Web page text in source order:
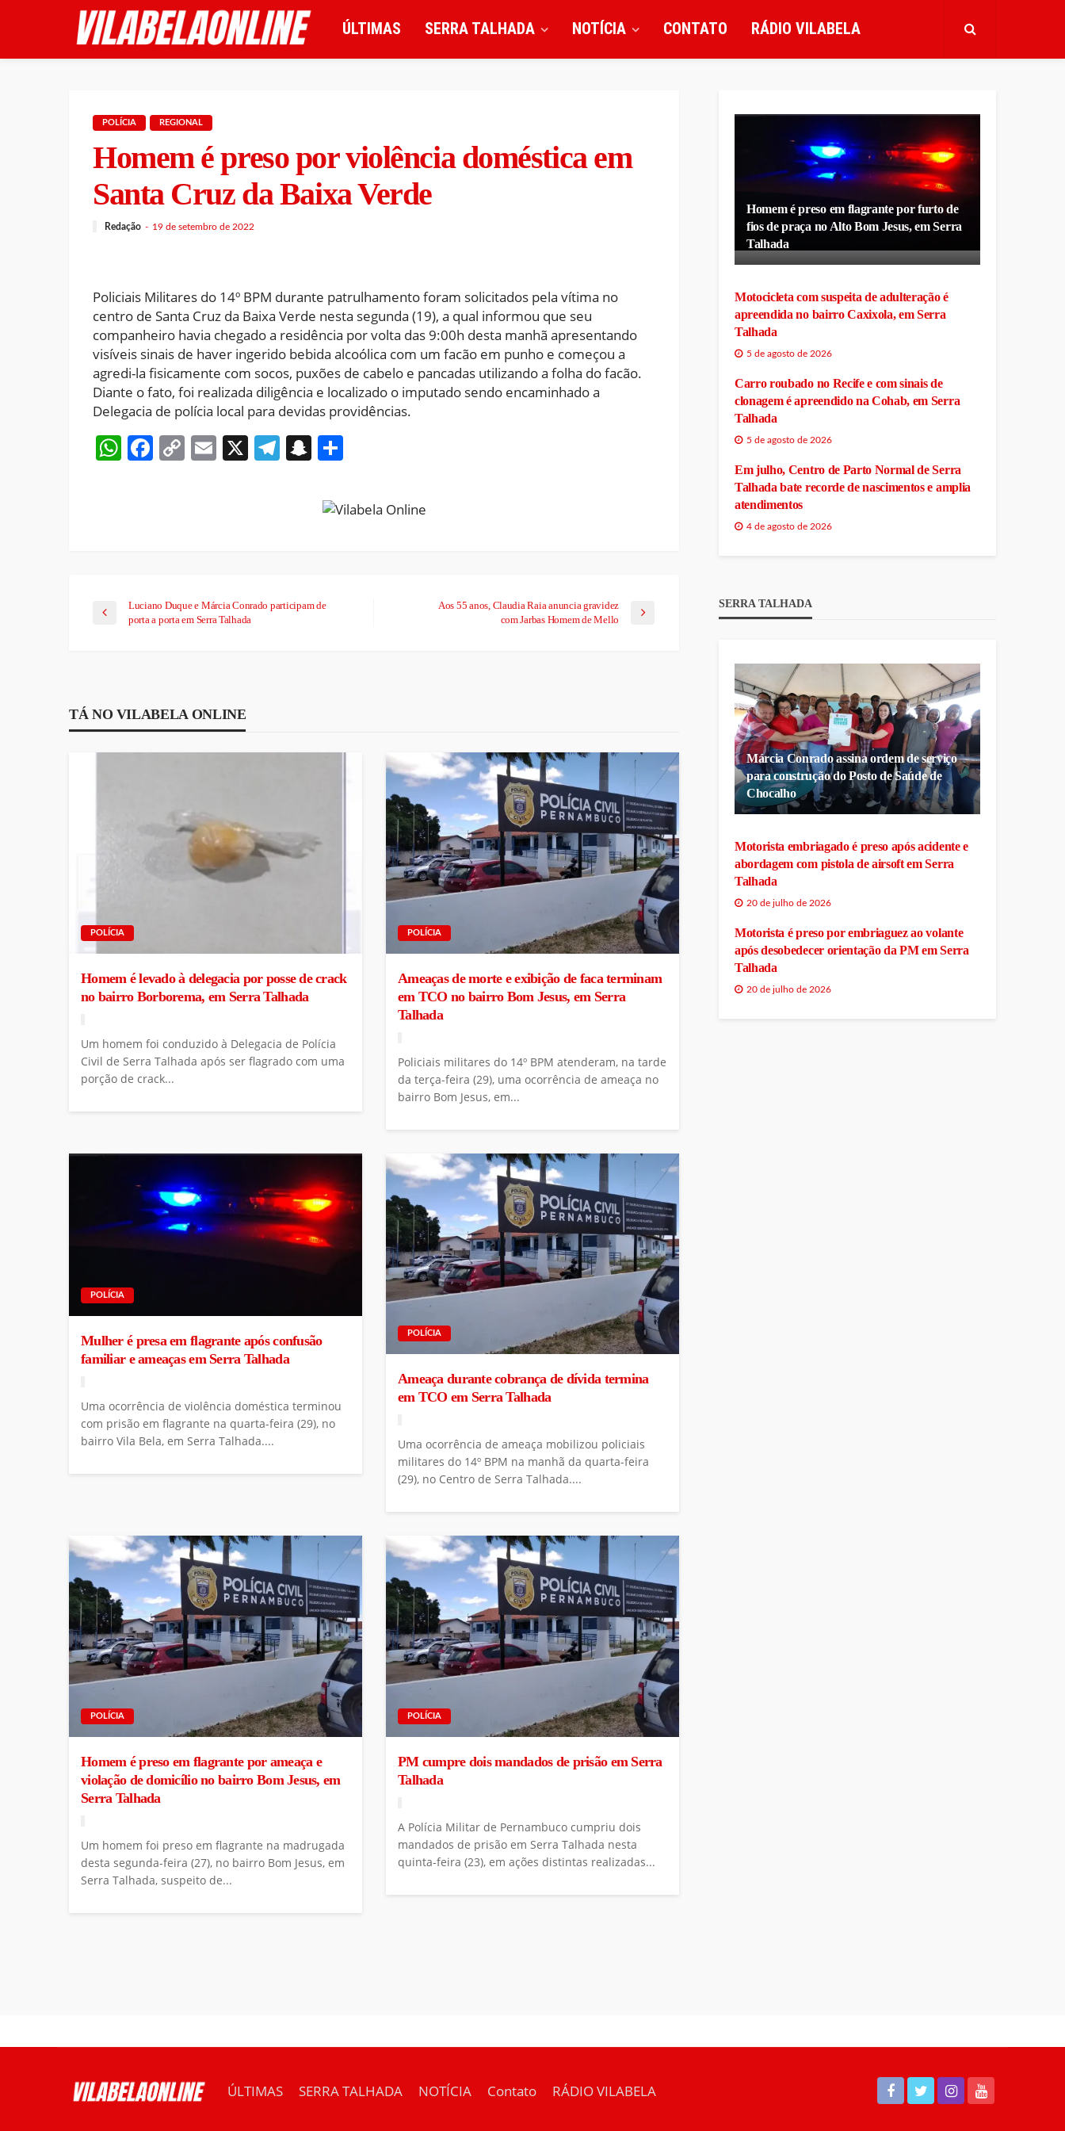
ÚLTIMAS SERRA TALHADA NOTÍCIA CONTATO RÁDIO VILABELA
POLÍCIA REGIONAL
Homem é preso por violência doméstica em
Santa Cruz da Baixa Verde
Redação 19 de setembro de 2022
Policiais Militares do 14º BPM durante patrulhamento foram solicitados pela vítima no
centro de Santa Cruz da Baixa Verde nesta segunda (19), a qual informou que seu
companheiro havia chegado a residência por volta das 9:00h desta manhã apresentando
visíveis sinais de haver ingerido bebida alcoólica com um facão em punho e começou a
agredi-la fisicamente com socos, puxões de cabelo e pancadas utilizando a folha do facão.
Diante o fato, foi realizada diligência e localizado o imputado sendo encaminhado a
Delegacia de polícia local para devidas providências.
WhatsApp
Facebook
CopyEmail
X Telegram
Snapchat
Luciano Duque e Márcia Conrado participam de
porta a porta em Serra Talhada
Aos 55 anos, Claudia Raia anuncia gravidez
com Jarbas Homem de Mello
TÁ NO VILABELA ONLINE
POLÍCIA
Homem é levado à delegacia por posse de crack
no bairro Borborema, em Serra Talhada
Um homem foi conduzido à Delegacia de Polícia
Civil de Serra Talhada após ser flagrado com uma
porção de crack...
POLÍCIA
Ameaças de morte e exibição de faca terminam
em TCO no bairro Bom Jesus, em Serra
Talhada
Policiais militares do 14º BPM atenderam, na tarde
da terça-feira (29), uma ocorrência de ameaça no
bairro Bom Jesus, em...
POLÍCIA
Mulher é presa em flagrante após confusão
familiar e ameaças em Serra Talhada
Uma ocorrência de violência doméstica terminou
com prisão em flagrante na quarta-feira (29), no
bairro Vila Bela, em Serra Talhada....
POLÍCIA
Ameaça durante cobrança de dívida termina
em TCO em Serra Talhada
Uma ocorrência de ameaça mobilizou policiais
militares do 14º BPM na manhã da quarta-feira
(29), no Centro de Serra Talhada....
POLÍCIA
Homem é preso em flagrante por ameaça e
violação de domicílio no bairro Bom Jesus, em
Serra Talhada
Um homem foi preso em flagrante na madrugada
desta segunda-feira (27), no bairro Bom Jesus, em
Serra Talhada, suspeito de...
POLÍCIA
PM cumpre dois mandados de prisão em Serra
Talhada
A Polícia Militar de Pernambuco cumpriu dois
mandados de prisão em Serra Talhada nesta
quinta-feira (23), em ações distintas realizadas...
Homem é preso em flagrante por furto de
fios de praça no Alto Bom Jesus, em Serra
Talhada
Motocicleta com suspeita de adulteração é
apreendida no bairro Caxixola, em Serra
Talhada
5 de agosto de 2026
Carro roubado no Recife e com sinais de
clonagem é apreendido na Cohab, em Serra
Talhada
5 de agosto de 2026
Em julho, Centro de Parto Normal de Serra
Talhada bate recorde de nascimentos e amplia
atendimentos
4 de agosto de 2026
SERRA TALHADA
Márcia Conrado assina ordem de serviço
para construção do Posto de Saúde de
Chocalho
Motorista embriagado é preso após acidente e
abordagem com pistola de airsoft em Serra
Talhada
20 de julho de 2026
Motorista é preso por embriaguez ao volante
após desobedecer orientação da PM em Serra
Talhada
20 de julho de 2026
ÚLTIMAS SERRA TALHADA NOTÍCIA Contato RÁDIO VILABELA